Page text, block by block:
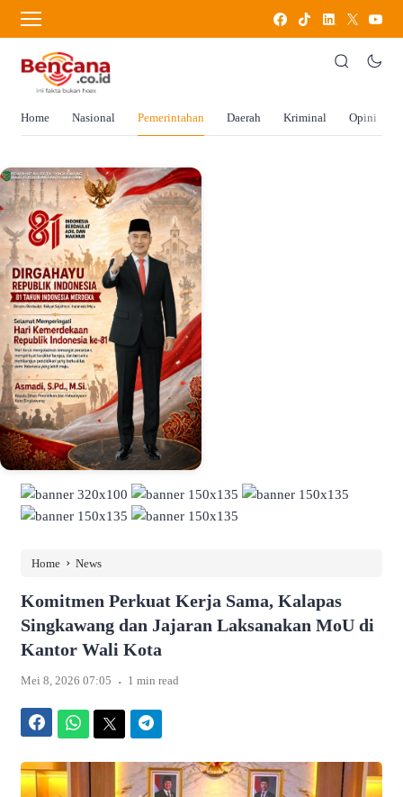
Home Nasional Pemerintahan Daerah Kriminal Opini
Home › News
Komitmen Perkuat Kerja Sama, Kalapas
Singkawang dan Jajaran Laksanakan MoU di
Kantor Wali Kota
Mei 8, 2026 07:05 . 1 min read